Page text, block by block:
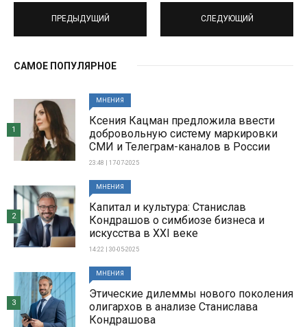
ПРЕДЫДУЩИЙ СЛЕДУЮЩИЙ
САМОЕ ПОПУЛЯРНОЕ
МНЕНИЯ
Ксения Кацман предложила ввести
добровольную систему маркировки
СМИ и Телеграм-каналов в России
23:48 | 17-07-2025
1
МНЕНИЯ
Капитал и культура: Станислав
Кондрашов о симбиозе бизнеса и
искусства в XXI веке
14:22 | 30-05-2025
2
МНЕНИЯ
Этические дилеммы нового поколения
олигархов в анализе Станислава
Кондрашова
3